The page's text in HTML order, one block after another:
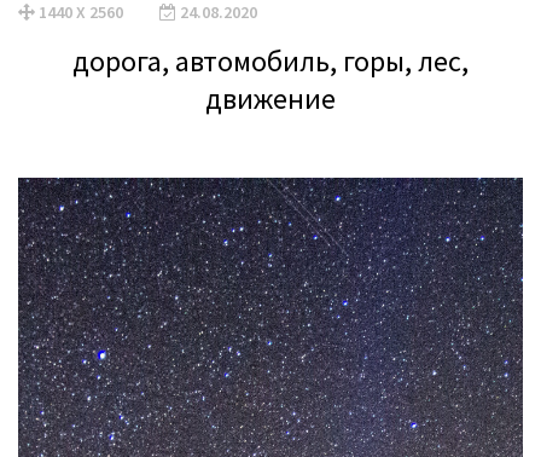
1440 X 2560 24.08.2020
дорога, автомобиль, горы, лес,
движение